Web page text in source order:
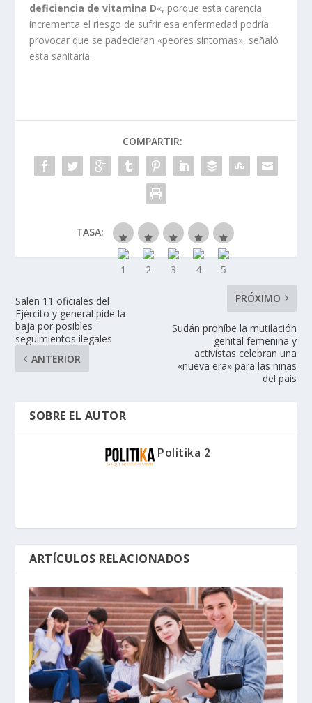
deficiencia de vitamina D«, porque esta carencia
incrementa el riesgo de sufrir esa enfermedad podría
provocar que se padecieran «peores síntomas», señaló
esta sanitaria.
COMPARTIR:
TASA:
Salen 11 oficiales del
Ejército y general pide la
baja por posibles
seguimientos ilegales
ANTERIOR
PRÓXIMO
Sudán prohíbe la mutilación
genital femenina y
activistas celebran una
«nueva era» para las niñas
del país
SOBRE EL AUTOR
Politika 2
ARTÍCULOS RELACIONADOS